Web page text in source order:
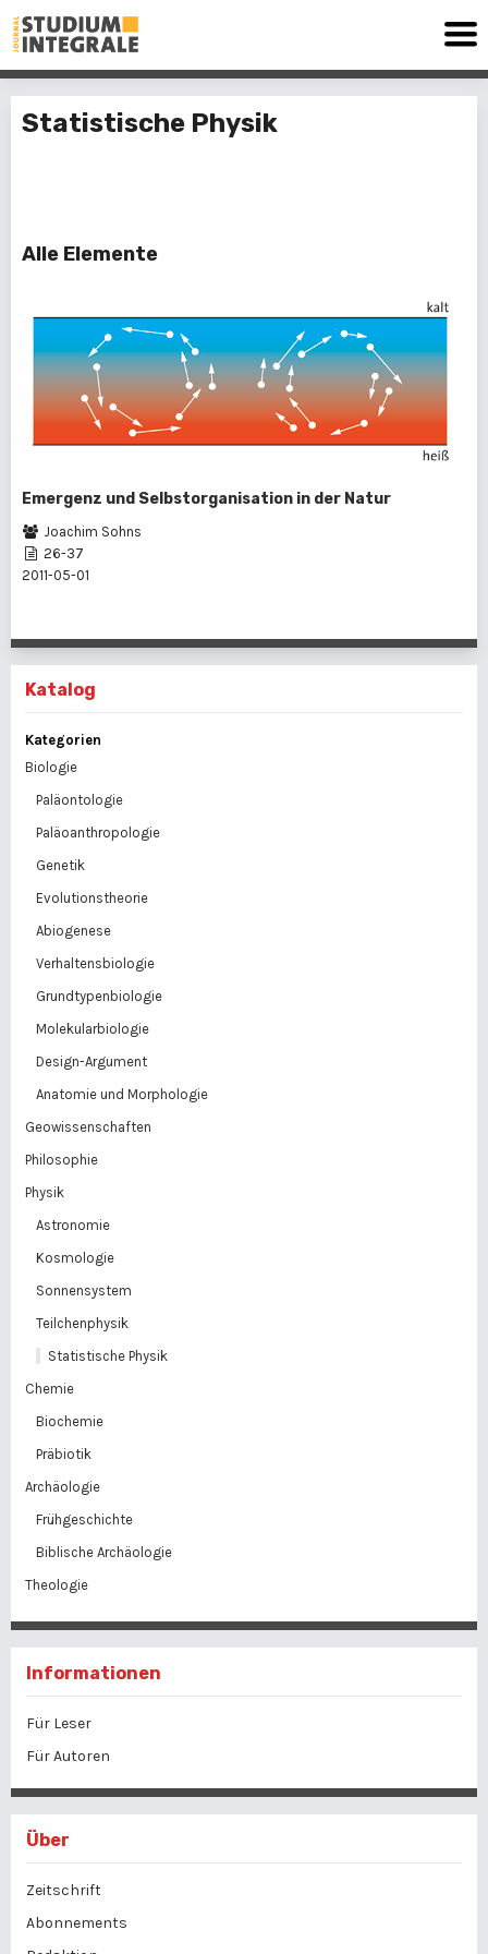
Statistische Physik
Alle Elemente
Emergenz und Selbstorganisation in der Natur
Joachim Sohns
26-37
2011-05-01
Katalog
Kategorien
Biologie
Paläontologie
Paläoanthropologie
Genetik
Evolutionstheorie
Abiogenese
Verhaltensbiologie
Grundtypenbiologie
Molekularbiologie
Design-Argument
Anatomie und Morphologie
Geowissenschaften
Philosophie
Physik
Astronomie
Kosmologie
Sonnensystem
Teilchenphysik
Statistische Physik
Chemie
Biochemie
Präbiotik
Archäologie
Frühgeschichte
Biblische Archäologie
Theologie
Informationen
Für Leser
Für Autoren
Über
Zeitschrift
Abonnements